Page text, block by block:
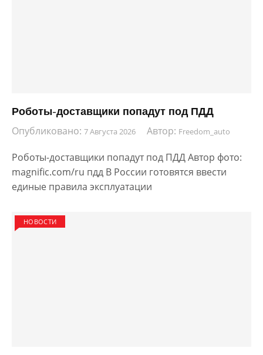
Роботы-доставщики попадут под ПДД
Опубликовано: 7 Августа 2026 Автор: Freedom_auto
Роботы-доставщики попадут под ПДД Автор фото:
magnific.com/ru пдд В России готовятся ввести
единые правила эксплуатации
НОВОСТИ